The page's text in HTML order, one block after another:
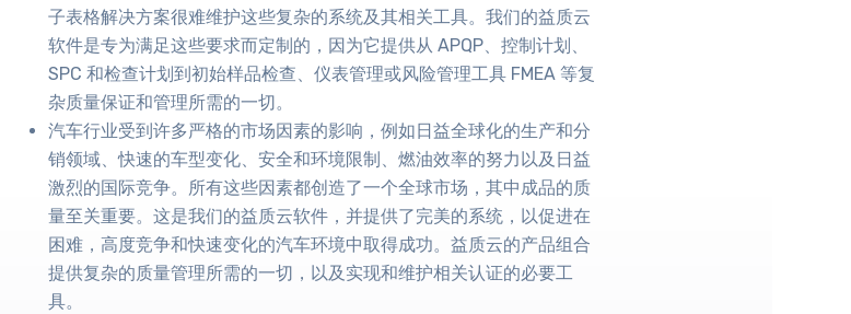
子表格解决方案很难维护这些复杂的系统及其相关工具。我们的益质云
软件是专为满足这些要求而定制的，因为它提供从 APQP、控制计划、
SPC 和检查计划到初始样品检查、仪表管理或风险管理工具 FMEA 等复
杂质量保证和管理所需的一切。
汽车行业受到许多严格的市场因素的影响，例如日益全球化的生产和分
销领域、快速的车型变化、安全和环境限制、燃油效率的努力以及日益
激烈的国际竞争。所有这些因素都创造了一个全球市场，其中成品的质
量至关重要。这是我们的益质云软件，并提供了完美的系统，以促进在
困难，高度竞争和快速变化的汽车环境中取得成功。益质云的产品组合
提供复杂的质量管理所需的一切，以及实现和维护相关认证的必要工
具。